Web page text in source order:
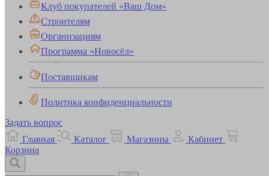
Клуб покупателей «Ваш Дом»
Строителям
Организациям
Программа «Новосёл»
Поставщикам
Политика конфиденциальности
Задать вопрос
Главная
Каталог Магазины
Кабинет
Корзина